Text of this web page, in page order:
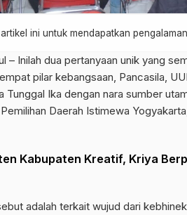
ini untuk mendapatkan
– Inilah dua pertanyaan unik yang
pilar kebangsaan, Pancasila,
Tunggal Ika dengan nara sumber
Daerah Istimewa
Kabupaten Kreatif, Kriya
adalah terkait wujud dari